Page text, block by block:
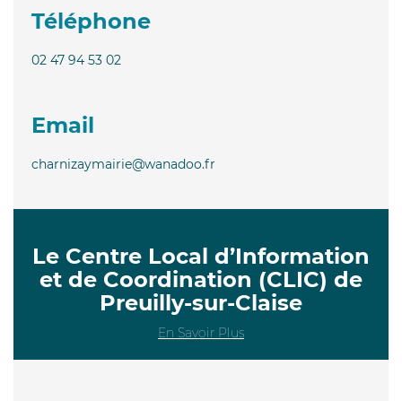
Téléphone
02 47 94 53 02
Email
charnizaymairie@wanadoo.fr
Le Centre Local d’Information
et de Coordination (CLIC) de
Preuilly-sur-Claise
En Savoir Plus